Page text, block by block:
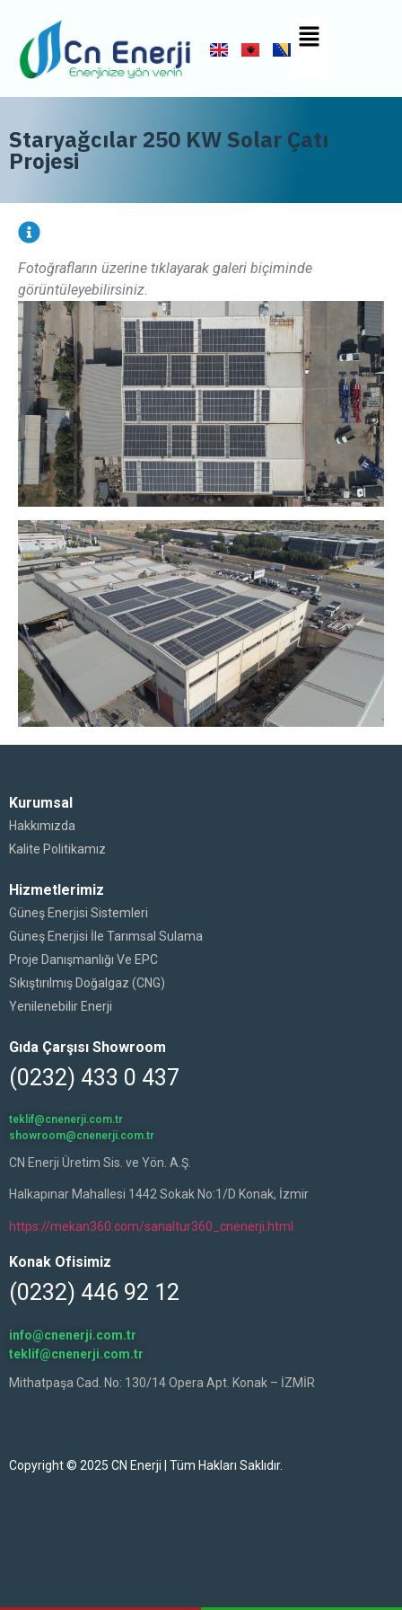
Staryağcılar 250 KW Solar Çatı
Projesi
Fotoğrafların üzerine tıklayarak galeri biçiminde
görüntüleyebilirsiniz.
Kurumsal
Hakkımızda
Kalite Politikamız
Hizmetlerimiz
Güneş Enerjisi Sistemleri
Güneş Enerjisi İle Tarımsal Sulama
Proje Danışmanlığı Ve EPC
Sıkıştırılmış Doğalgaz (CNG)
Yenilenebilir Enerji
Gıda Çarşısı Showroom
(0232) 433 0 437
teklif@cnenerji.com.tr
showroom@cnenerji.com.tr
CN Enerji Üretim Sis. ve Yön. A.Ş.
Halkapınar Mahallesi 1442 Sokak No:1/D Konak, İzmir
https://mekan360.com/sanaltur360_cnenerji.html
Konak Ofisimiz
(0232) 446 92 12
info@cnenerji.com.tr
teklif@cnenerji.com.tr
Mithatpaşa Cad. No: 130/14 Opera Apt. Konak – İZMİR
Copyright © 2025 CN Enerji | Tüm Hakları Saklıdır.